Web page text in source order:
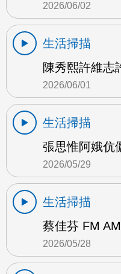
2026/06/02
生活掃描
陳秀熙許維志
2026/06/01
生活掃描
張思惟阿娥伉
2026/05/29
生活掃描
蔡佳芬 FM AM
2026/05/28